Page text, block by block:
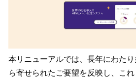
本リニューアルでは、長年にわた
ら寄せられたご要望を反映し、こ